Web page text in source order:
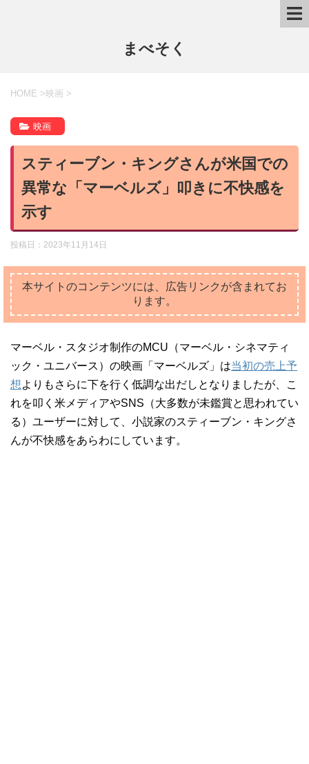
まべそく
HOME > 映画 >
映画
スティーブン・キングさんが米国での
異常な「マーベルズ」叩きに不快感を
示す
投稿日： 2023年11月14日
本サイトのコンテンツには、広告リンクが含まれてお
ります。
マーベル・スタジオ制作のMCU（マーベル・シネマティ
ック・ユニバース）の映画「マーベルズ」は当初の売上予
想よりもさらに下を行く低調な出だしとなりましたが、こ
れを叩く米メディアやSNS（大多数が未鑑賞と思われてい
る）ユーザーに対して、小説家のスティーブン・キングさ
んが不快感をあらわにしています。